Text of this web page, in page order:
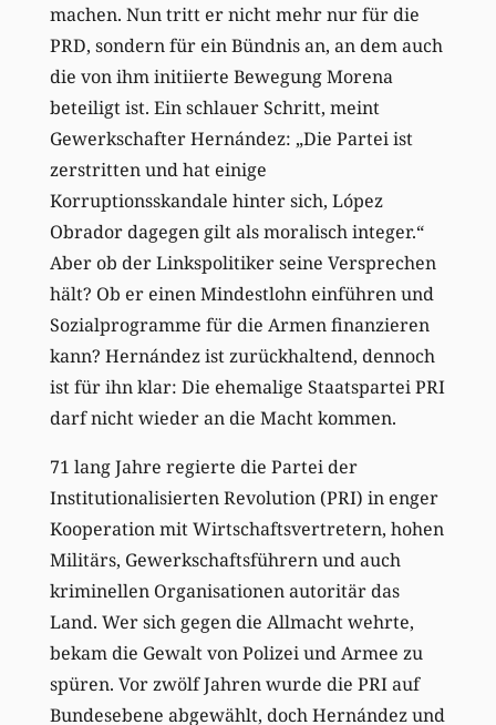
machen. Nun tritt er nicht mehr nur für die
PRD, sondern für ein Bündnis an, an dem auch
die von ihm initiierte Bewegung Morena
beteiligt ist. Ein schlauer Schritt, meint
Gewerkschafter Hernández: „Die Partei ist
zerstritten und hat einige
Korruptionsskandale hinter sich, López
Obrador dagegen gilt als moralisch integer.“
Aber ob der Linkspolitiker seine Versprechen
hält? Ob er einen Mindestlohn einführen und
Sozialprogramme für die Armen finanzieren
kann? Hernández ist zurückhaltend, dennoch
ist für ihn klar: Die ehemalige Staatspartei PRI
darf nicht wieder an die Macht kommen.
71 lang Jahre regierte die Partei der
Institutionalisierten Revolution (PRI) in enger
Kooperation mit Wirtschaftsvertretern, hohen
Militärs, Gewerkschaftsführern und auch
kriminellen Organisationen autoritär das
Land. Wer sich gegen die Allmacht wehrte,
bekam die Gewalt von Polizei und Armee zu
spüren. Vor zwölf Jahren wurde die PRI auf
Bundesebene abgewählt, doch Hernández und